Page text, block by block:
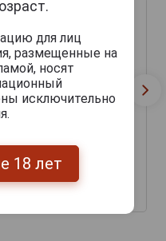
Rocky Patel Fifteenth
Anniversary Torpedo
для лиц
размещенные на
носят
исключительно
18 лет